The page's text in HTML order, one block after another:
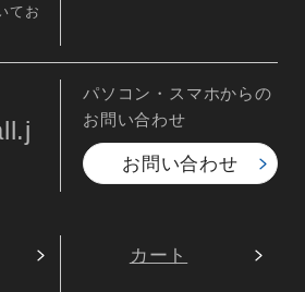
てお
パソコン・スマホからの
お問い合わせ
お問い合わせ
カート